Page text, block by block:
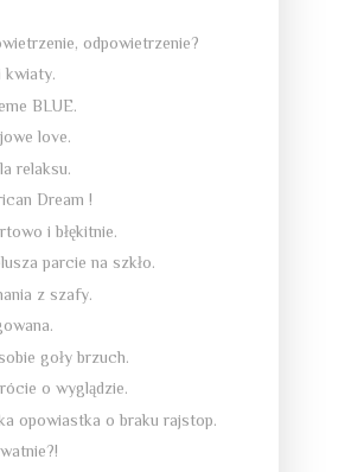
odpowietrzenie?
kwiaty.
BLUE.
love.
relaksu.
Dream !
i błękitnie.
parcie na szkło.
z szafy.
goły brzuch.
o wyglądzie.
opowiastka o braku rajstop.